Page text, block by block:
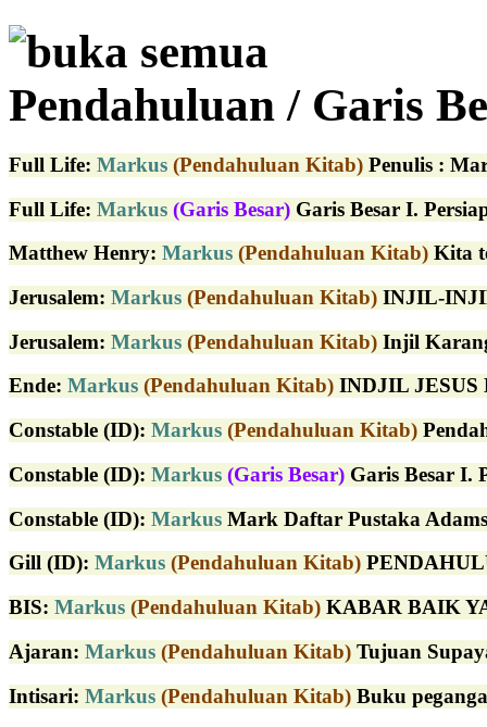
buka semua
Pendahuluan / Garis
Full Life: Markus (Pendahuluan Kitab) Penulis :
Full Life: Markus (Garis Besar) Garis Besar I.
Matthew Henry: Markus (Pendahuluan Kitab) Kita
Jerusalem: Markus (Pendahuluan Kitab) INJIL-
Jerusalem: Markus (Pendahuluan Kitab) Injil
Ende: Markus (Pendahuluan Kitab) INDJIL JESUS
Constable (ID): Markus (Pendahuluan Kitab)
Constable (ID): Markus (Garis Besar) Garis Besar I.
Constable (ID): Markus Mark Daftar Pustaka
Gill (ID): Markus (Pendahuluan Kitab)
BIS: Markus (Pendahuluan Kitab) KABAR BAIK
Ajaran: Markus (Pendahuluan Kitab) Tujuan
Intisari: Markus (Pendahuluan Kitab) Buku